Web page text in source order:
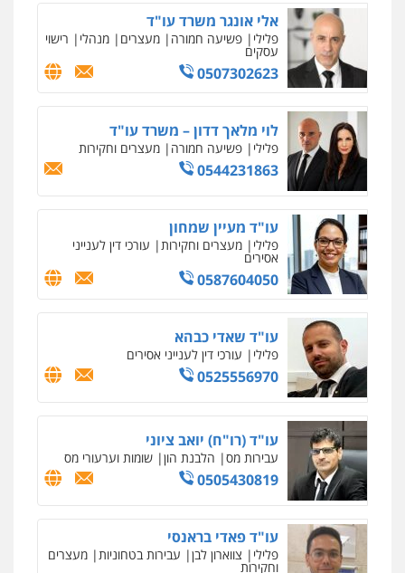
אלי אונגר משרד עו"ד
פלילי פשיעה חמורה מעצרים מנהלי רישוי
עסקים
0507302623
לוי מלאך דדון – משרד עו"ד
פלילי פשיעה חמורה מעצרים וחקירות
0544231863
עו"ד מעיין שמחון
פלילי מעצרים וחקירות עורכי דין לענייני
אסירים
0587604050
עו"ד שאדי כבהא
פלילי עורכי דין לענייני אסירים
0525556970
עו"ד (רו"ח) יואב ציוני
עבירות מס הלבנת הון שומות וערעורי מס
0505430819
עו"ד פאדי בראנסי
פלילי צווארון לבן עבירות בטחוניות מעצרים
וחקירות